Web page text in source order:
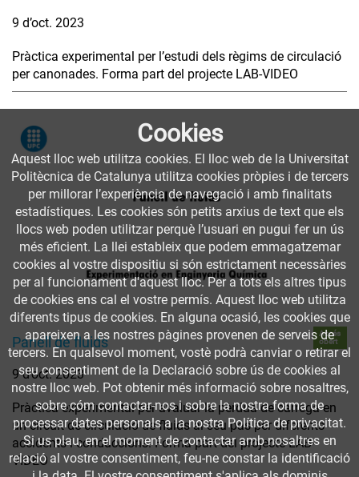
9 d’oct. 2023
Pràctica experimental per l’estudi dels règims de circulació
per canonades. Forma part del projecte LAB-VIDEO
Panell de fluids
Accés
obert
9 d’oct. 2023
Pràctica experimental per avaluar la pèrdua de càrrega en
un circuit de circulació de fluids al seu pas per diferents
accidents i conduccions. Forma part del projecte LAB-
VIDEO
Cookies
Aquest lloc web utilitza cookies. El lloc web de la Universitat
Politècnica de Catalunya utilitza cookies pròpies i de tercers
per millorar l’experiència de navegació i amb finalitats
estadístiques. Les cookies són petits arxius de text que els
llocs web poden utilitzar perquè l’usuari en pugui fer un ús
més eficient. La llei estableix que podem emmagatzemar
cookies al vostre dispositiu si són estrictament necessàries
per al funcionament d'aquest lloc. Per a tots els altres tipus
de cookies ens cal el vostre permís. Aquest lloc web utilitza
diferents tipus de cookies. En alguna ocasió, les cookies que
apareixen a les nostres pàgines provenen de serveis de
tercers. En qualsevol moment, vostè podrà canviar o retirar el
seu consentiment de la Declaració sobre ús de cookies al
nostre lloc web. Pot obtenir més informació sobre nosaltres,
sobre cóm contactar-nos i sobre la nostra forma de
processar dates personals a la nostra Política de privacitat.
Si us plau, en el moment de contactar amb nosaltres en
relació al vostre consentiment, feu-ne constar la identificació